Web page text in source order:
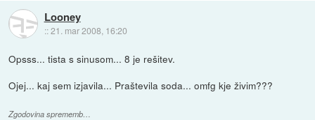
Looney
::21. mar 2008, 16:20
Opsss... tista s sinusom... 8 je rešitev.
Ojej... kaj sem izjavila... Praštevila soda... omfg kje živim???
Zgodovina sprememb…